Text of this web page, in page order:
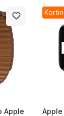
Apple
Apple